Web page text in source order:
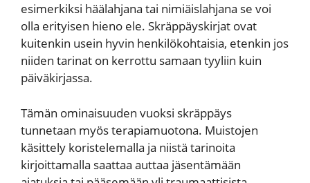
esimerkiksi häälahjana tai nimiäislahjana se voi
olla erityisen hieno ele. Skräppäyskirjat ovat
kuitenkin usein hyvin henkilökohtaisia, etenkin jos
niiden tarinat on kerrottu samaan tyyliin kuin
päiväkirjassa.
Tämän ominaisuuden vuoksi skräppäys
tunnetaan myös terapiamuotona. Muistojen
käsittely koristelemalla ja niistä tarinoita
kirjoittamalla saattaa auttaa jäsentämään